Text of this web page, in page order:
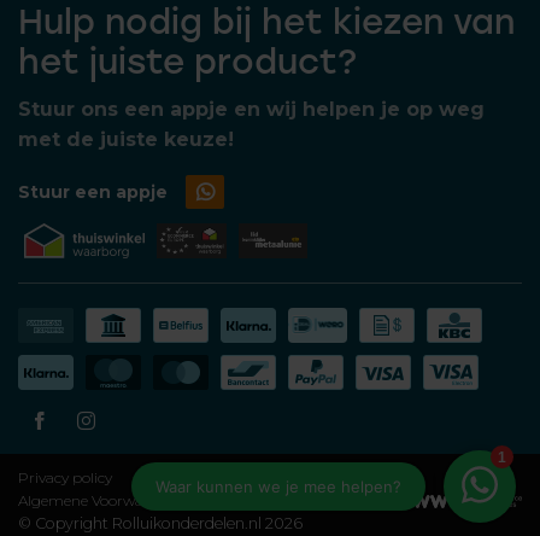
Hulp nodig bij het kiezen van
het juiste product?
Stuur ons een appje en wij helpen je op weg
met de juiste keuze!
Stuur een appje
Privacy policy
Algemene Voorwaarden
© Copyright Rolluikonderdelen.nl 2026